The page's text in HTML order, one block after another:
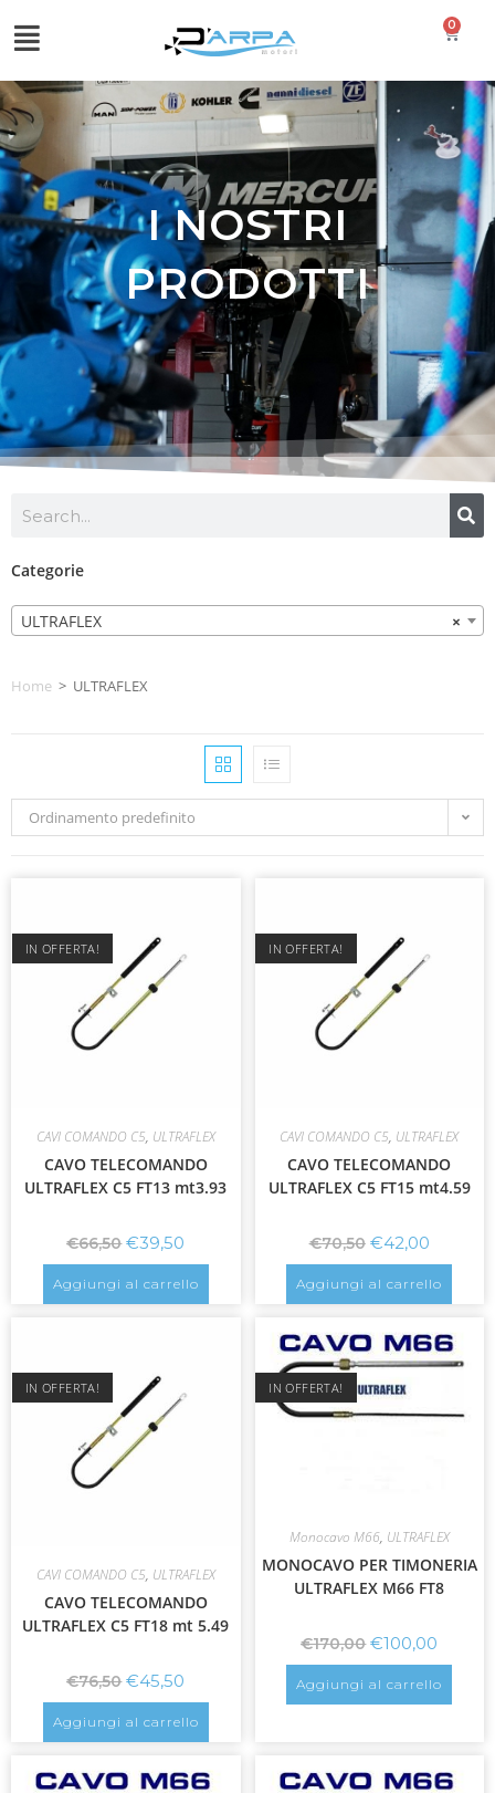
0
I NOSTRI
PRODOTTI
Categorie
×
ULTRAFLEX
Home > ULTRAFLEX
Ordinamento predefinito
IN OFFERTA!
CAVI COMANDO C5, ULTRAFLEX
CAVO TELECOMANDO
ULTRAFLEX C5 FT13 mt3.93
€66,50 €39,50
Aggiungi al carrello
IN OFFERTA!
CAVI COMANDO C5, ULTRAFLEX
CAVO TELECOMANDO
ULTRAFLEX C5 FT15 mt4.59
€70,50 €42,00
Aggiungi al carrello
IN OFFERTA!
CAVI COMANDO C5, ULTRAFLEX
CAVO TELECOMANDO
ULTRAFLEX C5 FT18 mt 5.49
€76,50 €45,50
Aggiungi al carrello
IN OFFERTA!
Monocavo M66, ULTRAFLEX
MONOCAVO PER TIMONERIA
ULTRAFLEX M66 FT8
€170,00 €100,00
Aggiungi al carrello